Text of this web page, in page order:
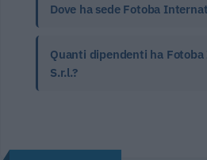
Dove ha sede Fotoba
Quanti dipendenti ha
S.r.l.?